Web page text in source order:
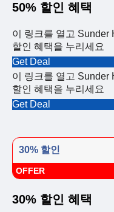
50% 할인 혜택
이 링크를 열고 Sunder
할인 혜택을 누리세요
Get Deal
이 링크를 열고 Sunder
할인 혜택을 누리세요
Get Deal
30% 할인
OFFER
30% 할인 혜택